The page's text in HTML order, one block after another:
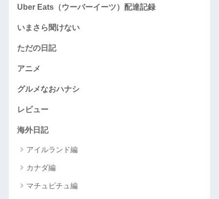
Uber Eats（ウーバーイーツ）配達記録
いまさら聞けない
ただの日記
アニメ
グルメなおハナシ
レビュー
海外日記
アイルランド編
カナダ編
マチュピチュ編